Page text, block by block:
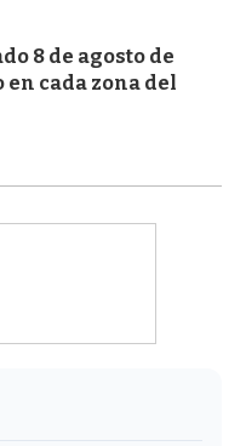
8 de agosto de
en cada zona del